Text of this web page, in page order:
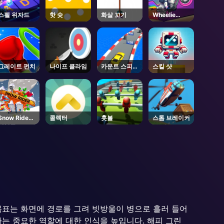
펠 위자드 핫 슛 화살 꼬기
Wheelie
Cross MJ
레이트 펀치 나이프 클라임
카운트 스피드
3D
스킬 샷
Rider
블록드
콜렉터 훗볼 스톰 브레이커
는 화면에 경로를 그려 빗방울이 병으로 흘러 들어
중요한 역할에 대한 인식을 높입니다. 해피 그린